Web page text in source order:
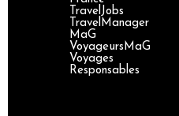
TravelJobs
TravelManager
MaG
VoyageursMaG
Voyages
Responsables